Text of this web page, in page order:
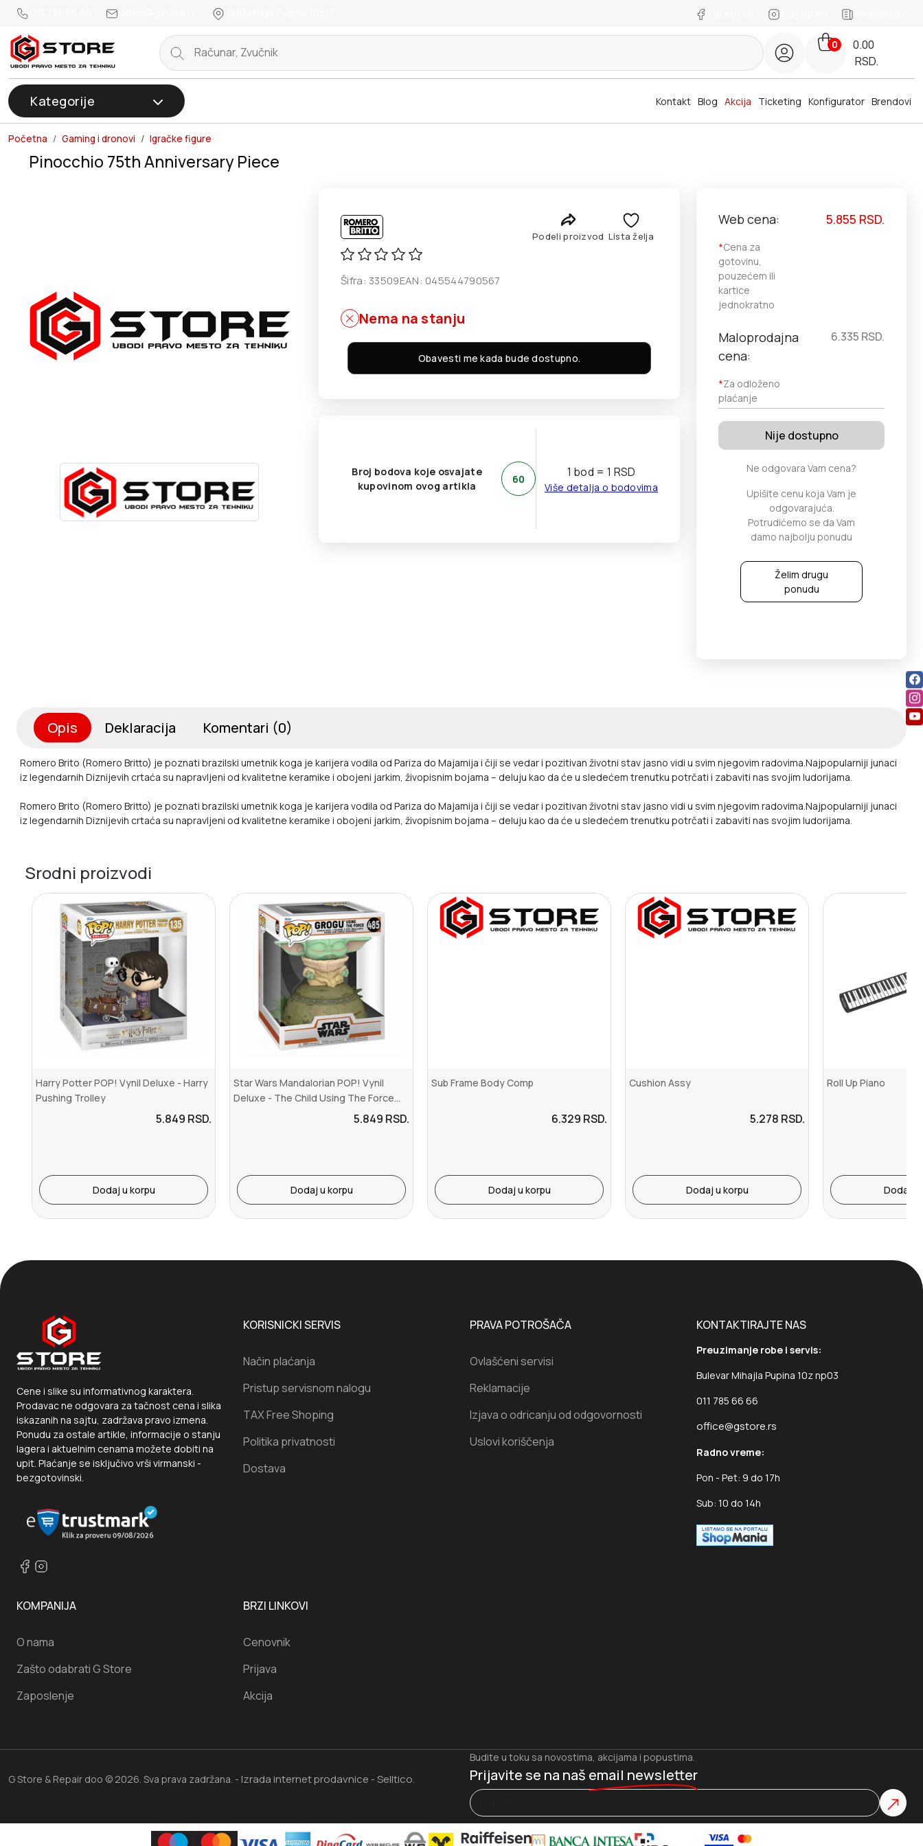
Instagram Newsletter
0
0.00
RSD.
Kategorije Brendovi
Blog Akcija
Kontakt Ticketing Konfigurator
Početna Gaming i dronovi Igračke figure
Pinocchio 75th Anniversary Piece
Podeli proizvod Lista želja
Šifra: 33509EAN: 045544790567
Nema na stanju
Obavesti me kada bude dostupno.
Broj bodova koje osvajate
kupovinom ovog artikla
60 1 bod = 1 RSD
Više detalja o bodovima
Web cena:
*Cena za
gotovinu,
pouzećem ili
kartice
jednokratno
5.855 RSD.
Maloprodajna
cena:
*Za odloženo
plaćanje
6.335 RSD.
Nije dostupno
Ne odgovara Vam cena?
Upišite cenu koja Vam je
odgovarajuća.
Potrudićemo se da Vam
damo najbolju ponudu
Želim drugu
ponudu
Opis Deklaracija Komentari (0)
Romero Brito (Romero Britto) je poznati brazilski umetnik koga je karijera vodila od Pariza do Majamija i čiji se vedar i pozitivan životni stav jasno vidi u svim njegovim radovima.Najpopularniji junaci
iz legendarnih Diznijevih crtaća su napravljeni od kvalitetne keramike i obojeni jarkim, živopisnim bojama – deluju kao da će u sledećem trenutku potrčati i zabaviti nas svojim ludorijama.
Romero Brito (Romero Britto) je poznati brazilski umetnik koga je karijera vodila od Pariza do Majamija i čiji se vedar i pozitivan životni stav jasno vidi u svim njegovim radovima.Najpopularniji junaci
iz legendarnih Diznijevih crtaća su napravljeni od kvalitetne keramike i obojeni jarkim, živopisnim bojama – deluju kao da će u sledećem trenutku potrčati i zabaviti nas svojim ludorijama.
Srodni proizvodi
Harry Potter POP! Vynil Deluxe - Harry
Pushing Trolley
5.849 RSD.
Dodaj u korpu
Star Wars Mandalorian POP! Vynil
Deluxe - The Child Using The Force...
5.849 RSD.
Dodaj u korpu
Sub Frame Body Comp
6.329 RSD.
Dodaj u korpu
Cushion Assy
5.278 RSD.
Dodaj u korpu
Roll Up Piano
Dodaj u
Cene i slike su informativnog karaktera.
Prodavac ne odgovara za tačnost cena i slika
iskazanih na sajtu, zadržava pravo izmena.
Ponudu za ostale artikle, informacije o stanju
lagera i aktuelnim cenama možete dobiti na
upit. Plaćanje se isključivo vrši virmanski -
bezgotovinski.
KORISNICKI SERVIS
Način plaćanja
Pristup servisnom nalogu
TAX Free Shoping
Politika privatnosti
Dostava
PRAVA POTROŠAČA
Ovlašćeni servisi
Reklamacije
Izjava o odricanju od odgovornosti
Uslovi koriščenja
KONTAKTIRAJTE NAS
Preuzimanje robe i servis:
Bulevar Mihajla Pupina 10z np03
011 785 66 66
office@gstore.rs
Radno vreme:
Pon - Pet: 9 do 17h
Sub: 10 do 14h
KOMPANIJA
O nama
Zašto odabrati G Store
Zaposlenje
BRZI LINKOVI
Cenovnik
Prijava
Akcija
G Store & Repair doo © 2026. Sva prava zadržana. - Izrada internet prodavnice - Selltico.
Budite u toku sa novostima, akcijama i popustima.
Prijavite se na naš email newsletter